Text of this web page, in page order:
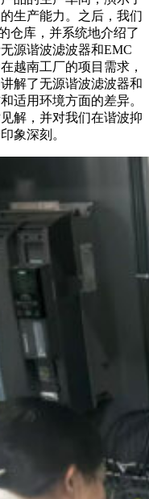
生产能力。之后，我们
仓库，并系统地介绍了
源谐波滤波器和EMC
越南工厂的项目需求，
解了无源谐波滤波器和
适用环境方面的差异。
解，并对我们在谐波抑
象深刻。